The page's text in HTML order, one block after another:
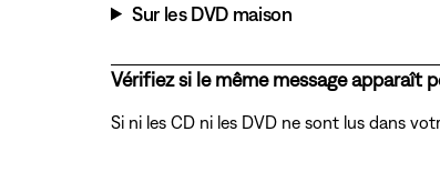
Sur les DVD maison
Vérifiez si le même message apparaît
Si ni les CD ni les DVD ne sont lus dans